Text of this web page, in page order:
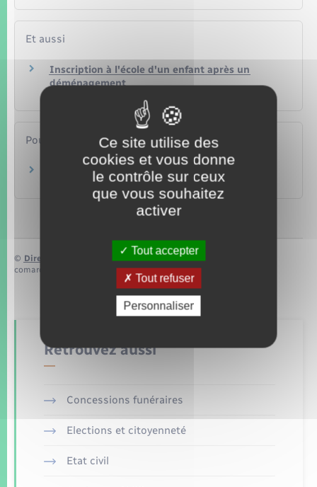
Et aussi
Inscription à l'école d'un enfant après un
déménagement
Pour en savoir plus
Les parents à l'école
Ministère chargé de l'éducation
© Direction de l’information légale et administrative
comarquage developpé parbaseo.io
Retrouvez aussi
Concessions funéraires
Elections et citoyenneté
Etat civil
Ce site utilise des
cookies et vous donne
le contrôle sur ceux
que vous souhaitez
activer
Tout accepter
Tout refuser
Personnaliser